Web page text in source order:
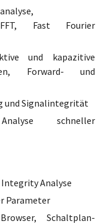
Fast Fourier
und kapazitive
Forward- und
und Signalintegrität
schneller
Analyse
Parameter
Schaltplan-